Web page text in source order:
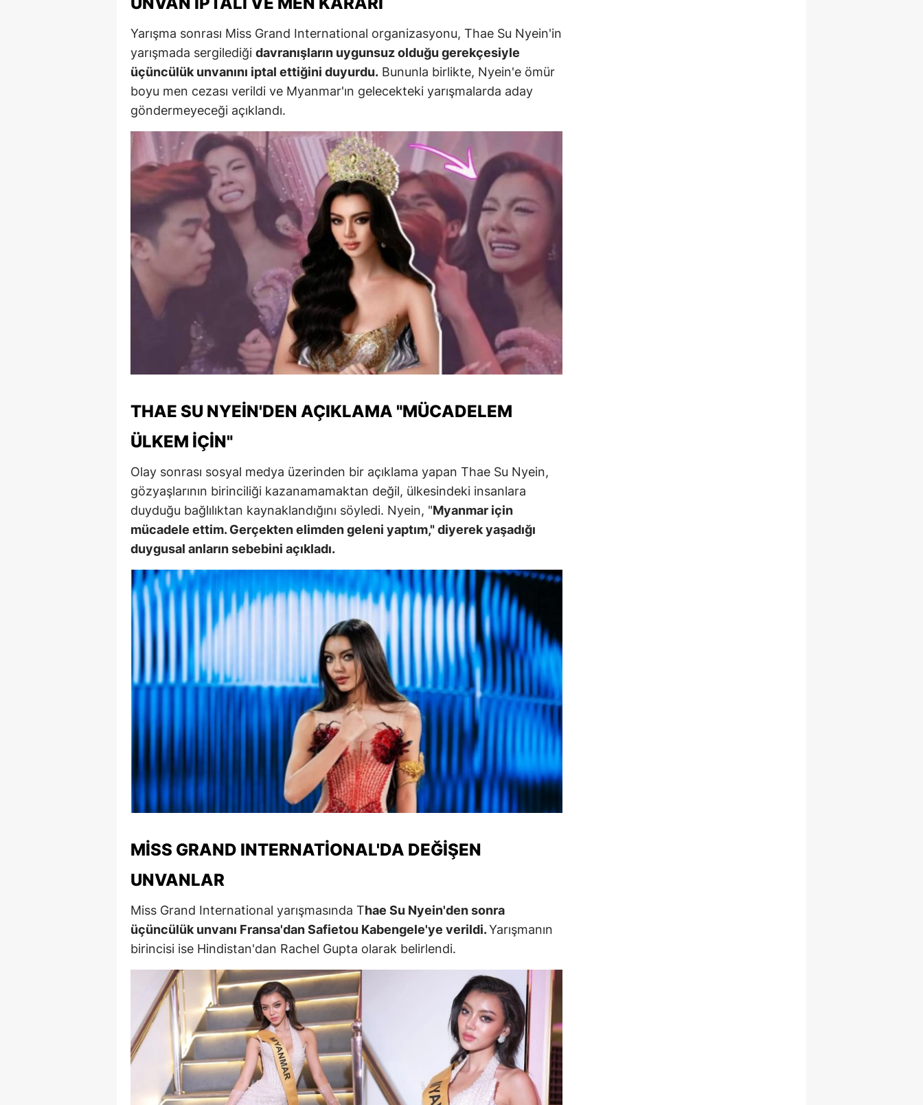
Muğla
Muş
Nevşehir
Niğde
Rize
Sakarya
Samsun
Siirt
Sinop
Sivas
Tekirdağ
Tokat
Trabzon
Tunceli
Van
Yozgat
Zonguldak
Aksaray
Bayburt
Karaman
Kırıkkale
Batman
Şırnak
Bartın
Ardahan
Iğdır
Karabük
Osmaniye
Düzce
Yarışma sonrası Miss Grand International organizasyonu, Thae Su Nyein'in
yarışmada sergilediği davranışların uygunsuz olduğu gerekçesiyle
üçüncülük unvanını iptal ettiğini duyurdu. Bununla birlikte, Nyein'e ömür
boyu men cezası verildi ve Myanmar'ın gelecekteki yarışmalarda aday
göndermeyeceği açıklandı.
THAE SU NYEIN'DEN AÇIKLAMA "MÜCADELEM
ÜLKEM İÇIN"
Olay sonrası sosyal medya üzerinden bir açıklama yapan Thae Su Nyein,
gözyaşlarının birinciliği kazanamamaktan değil, ülkesindeki insanlara
duyduğu bağlılıktan kaynaklandığını söyledi. Nyein, "Myanmar için
mücadele ettim. Gerçekten elimden geleni yaptım," diyerek yaşadığı
duygusal anların sebebini açıkladı.
MISS GRAND INTERNATIONAL'DA DEĞIŞEN
UNVANLAR
Miss Grand International yarışmasında Thae Su Nyein'den sonra
üçüncülük unvanı Fransa'dan Safietou Kabengele'ye verildi.Yarışmanın
birincisi ise Hindistan'dan Rachel Gupta olarak belirlendi.